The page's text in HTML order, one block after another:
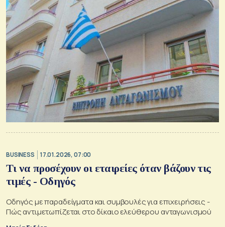
BUSINESS 17.01.2026, 07:00
Τι να προσέχουν οι εταιρείες όταν βάζουν τις
τιμές - Οδηγός
Οδηγός με παραδείγματα και συμβουλές για επιχειρήσεις -
Πώς αντιμετωπίζεται στο δίκαιο ελεύθερου ανταγωνισμού